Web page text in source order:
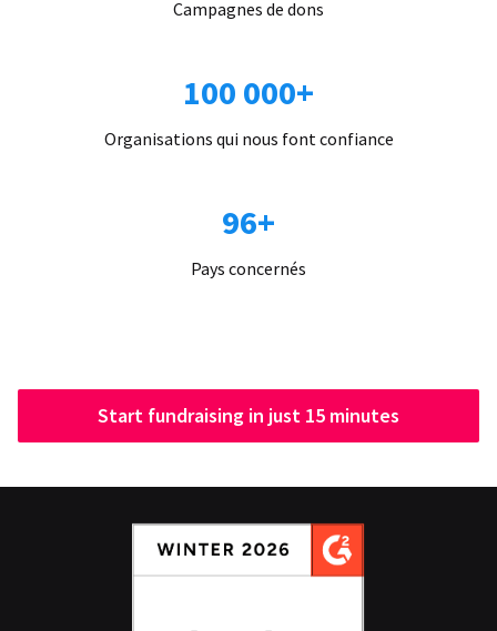
Campagnes de dons
100 000+
Organisations qui nous font confiance
96+
Pays concernés
Start fundraising in just 15 minutes